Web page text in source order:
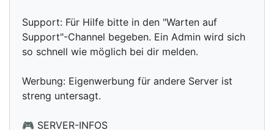
Support: Für Hilfe bitte in den "Warten auf
Support"-Channel begeben. Ein Admin wird sich
so schnell wie möglich bei dir melden.
Werbung: Eigenwerbung für andere Server ist
streng untersagt.
🎮 SERVER-INFOS